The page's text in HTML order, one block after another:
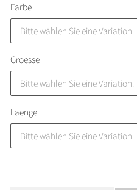
Farbe
Bitte wählen Sie eine Variation.
Groesse
Bitte wählen Sie eine Variation.
Laenge
Bitte wählen Sie eine Variation.